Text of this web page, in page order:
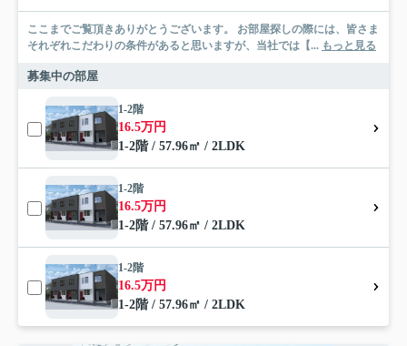
ここまでご覧頂きありがとうございます。 お部屋探しの際には、皆さま
それぞれこだわりの条件があると思いますが、当社では【... もっと見る
募集中の部屋
1-2階
16.5万円
1-2階 / 57.96㎡ / 2LDK
1-2階
16.5万円
1-2階 / 57.96㎡ / 2LDK
1-2階
16.5万円
1-2階 / 57.96㎡ / 2LDK